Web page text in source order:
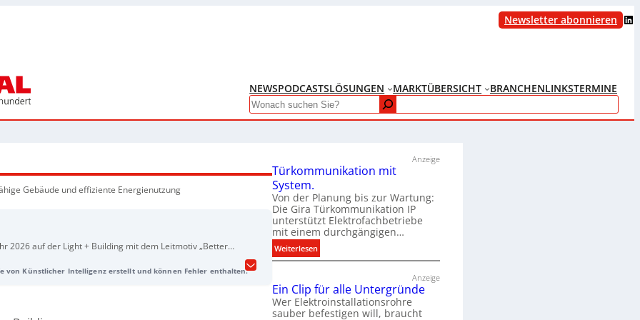
Newsletter abonnieren LinkedIn
NEWSPODCASTSLÖSUNGEN MARKTÜBERSICHT BRANCHENLINKSTERMINE
Search
Gebäude und effiziente Energienutzung
2026 auf der Light + Building mit dem Leitmotiv „Better
Gebäude vor. Im Fokus stehen Neuheiten bei
von Künstlicher Intelligenz erstellt und können Fehler enthalten.
Anzeige
Türkommunikation mit
System.
Von der Planung bis zur Wartung:
Die Gira Türkommunikation IP
unterstützt Elektrofachbetriebe
mit einem durchgängigen…
Weiterlesen:
T
r
k
o
Anzeige
Ein Clip für alle Untergründe
Wer Elektroinstallationsrohre
sauber befestigen will, braucht